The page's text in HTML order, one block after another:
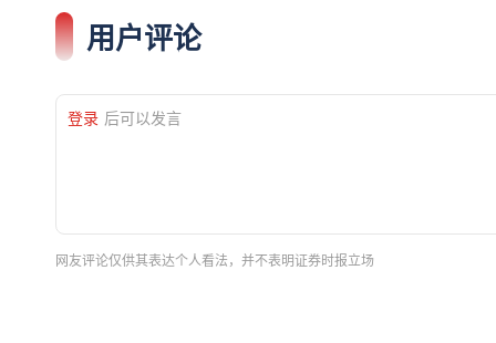
用户评论
登录 后可以发言
网友评论仅供其表达个人看法，并不表明证券时报立场